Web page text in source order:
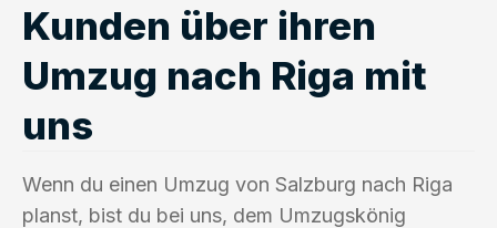
Kunden über ihren
Umzug nach Riga mit
uns
Wenn du einen Umzug von Salzburg nach Riga
planst, bist du bei uns, dem Umzugskönig